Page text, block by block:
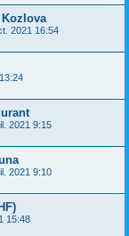
2021 16:54
2021 9:15
2021 9:10
15:48